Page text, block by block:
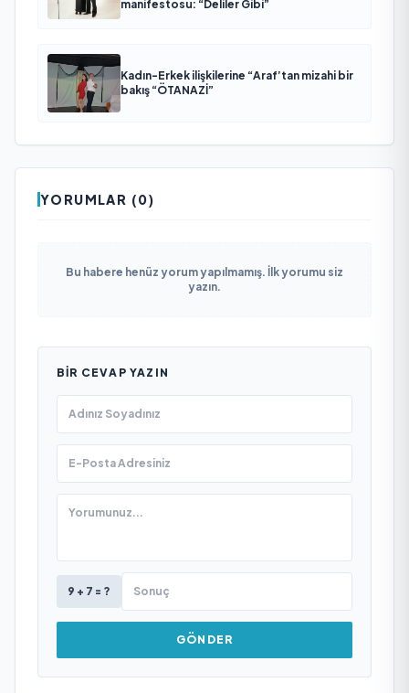
manifestosu: “Deliler Gibi”
Kadın-Erkek ilişkilerine “Araf’tan mizahi bir
bakış “ÖTANAZİ”
YORUMLAR (0)
Bu habere henüz yorum yapılmamış. İlk yorumu siz
yazın.
BIR CEVAP YAZIN
9 + 7 = ?
GÖNDER